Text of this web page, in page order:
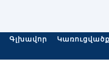
Գլխավոր Կառուցվածք